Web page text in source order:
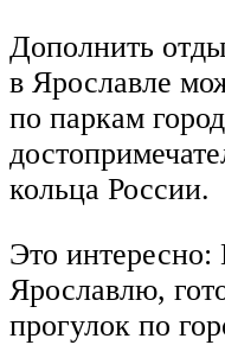
Дополнить
в Ярославле
по паркам
кольца России.
Это интересно:
Ярославлю,
прогулок по